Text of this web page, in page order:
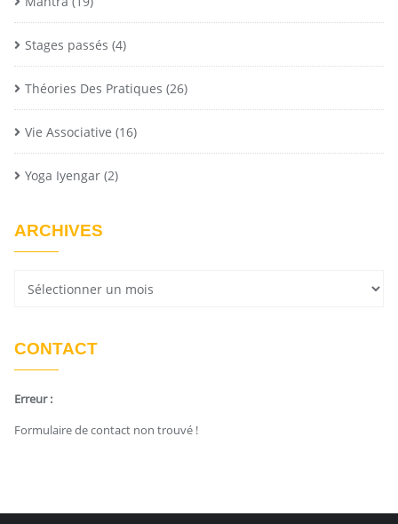
Stages passés (4)
Théories Des Pratiques (26)
Vie Associative (16)
Yoga Iyengar (2)
ARCHIVES
CONTACT
Erreur :
Formulaire de contact non trouvé !